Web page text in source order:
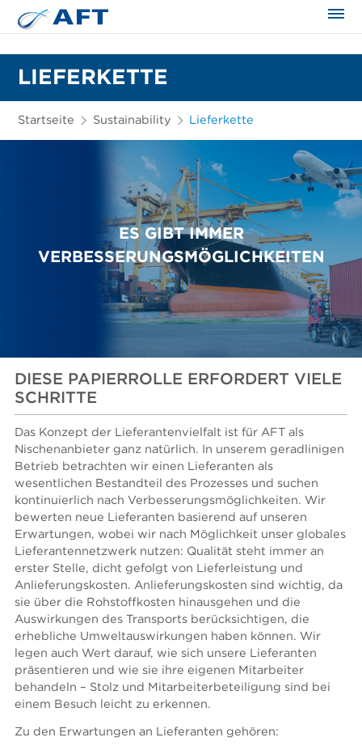
LIEFERKETTE
Startseite Sustainability Lieferkette
ES GIBT IMMER
VERBESSERUNGSMÖGLICHKEITEN
DIESE PAPIERROLLE ERFORDERT VIELE
SCHRITTE
Das Konzept der Lieferantenvielfalt ist für AFT als
Nischenanbieter ganz natürlich. In unserem geradlinigen
Betrieb betrachten wir einen Lieferanten als
wesentlichen Bestandteil des Prozesses und suchen
kontinuierlich nach Verbesserungsmöglichkeiten. Wir
bewerten neue Lieferanten basierend auf unseren
Erwartungen, wobei wir nach Möglichkeit unser globales
Lieferantennetzwerk nutzen: Qualität steht immer an
erster Stelle, dicht gefolgt von Lieferleistung und
Anlieferungskosten. Anlieferungskosten sind wichtig, da
sie über die Rohstoffkosten hinausgehen und die
Auswirkungen des Transports berücksichtigen, die
erhebliche Umweltauswirkungen haben können. Wir
legen auch Wert darauf, wie sich unsere Lieferanten
präsentieren und wie sie ihre eigenen Mitarbeiter
behandeln – Stolz und Mitarbeiterbeteiligung sind bei
einem Besuch leicht zu erkennen.
Zu den Erwartungen an Lieferanten gehören: